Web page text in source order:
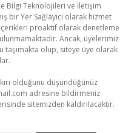
Bilgi Teknolojileri ve İletişim
bir Yer Sağlayıcı olarak hizmet
proaktif olarak denetleme
Ancak, üyelerimiz
taşımakta olup, siteye üye olarak
olduğunu düşündüğünüz
adresine bildirmeniz
sitemizden kaldırılacaktır.